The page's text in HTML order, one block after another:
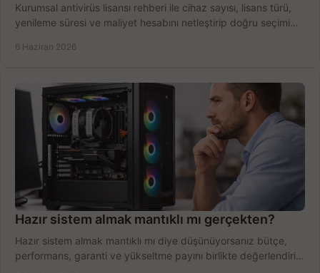
Kurumsal antivirüs lisansı rehberi ile cihaz sayısı, lisans türü,
yenileme süresi ve maliyet hesabını netleştirip doğru seçimi
6 Haziran 2026
Hazır sistem almak mantıklı mı gerçekten?
Hazır sistem almak mantıklı mı diye düşünüyorsanız bütçe,
performans, garanti ve yükseltme payını birlikte değerlendirin,